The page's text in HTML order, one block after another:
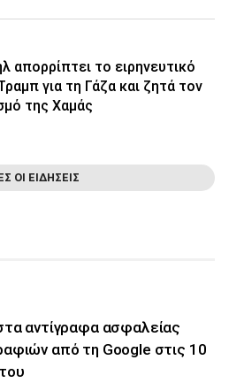
απορρίπτει το ειρηνευτικό
για τη Γάζα και ζητά τον
της Χαμάς
ΟΙ ΕΙΔΗΣΕΙΣ
αντίγραφα ασφαλείας
από τη Google στις 10